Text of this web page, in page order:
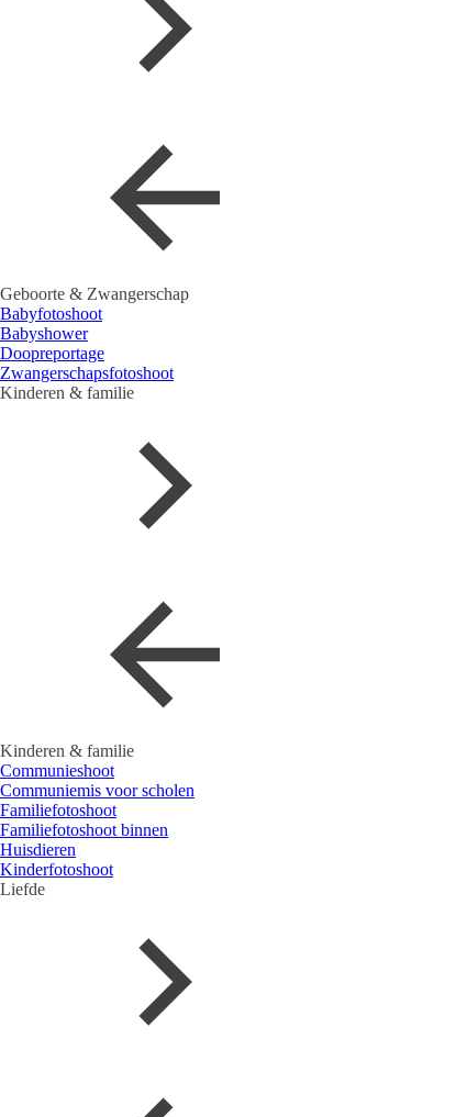
Geboorte & Zwangerschap
Babyfotoshoot
Babyshower
Doopreportage
Zwangerschapsfotoshoot
Kinderen & familie
Kinderen & familie
Communieshoot
Communiemis voor scholen
Familiefotoshoot
Familiefotoshoot binnen
Huisdieren
Kinderfotoshoot
Liefde